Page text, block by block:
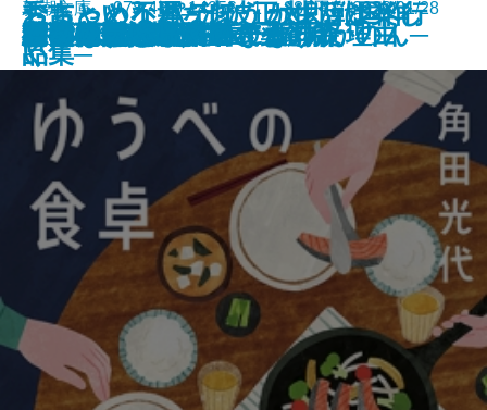
ちょっと不運なほうが生活は楽し
い
わたしたちが泥棒になった理由
こんな感じで書いてます
ラザロの迷宮
悪党たちのシチュー
おちゃめなパティ、カレッジへ行
く
猫の神隠し 幽世の薬剤師
忘らるる惑星
8月31日の初恋
雫の街─家裁調査官・庵原かのん─
新潮文庫 978-4-10-142564-1 880円 2026/01/28
ゆうべの食卓
神獣夢望伝
水谷豊 自伝
野獣死すべし
ジャックポット
秀吉という男─池波正太郎戦国作
品集─
判事の殺人リスト〔上〕
判事の殺人リスト〔下〕
彼女の思い出／逆さまの森
君を狂気と呼ぶのなら